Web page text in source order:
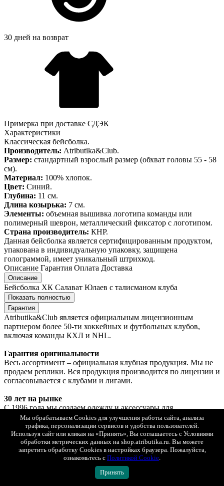
30 дней на возврат
Примерка при доставке СДЭК
Характеристики
Классическая бейсболка.
Производитель: Atributika&Club.
Размер: стандартный взрослый размер (обхват головы 55 - 58
см).
Материал: 100% хлопок.
Цвет: Синий.
Глубина: 11 см.
Длина козырька: 7 см.
Элементы: объемная вышивка логотипа команды или
полимерный шеврон, металлический фиксатор с логотипом.
Страна производитель: КНР.
Данная бейсболка является сертифицированным продуктом,
упакована в индивидуальную упаковку, защищена
голограммой, имеет уникальный штрихкод.
Описание Гарантия Оплата Доставка
Описание
Бейсболка ХК Салават Юлаев с талисманом клуба
Показать полностью
Гарантия
Atributika&Club является официальным лицензионным
партнером более 50-ти хоккейных и футбольных клубов,
включая команды КХЛ и NHL.
Гарантия оригинальности
Весь ассортимент – официальная клубная продукция. Мы не
продаем реплики. Вся продукция производится по лицензии и
согласовывается с клубами и лигами.
30 лет на рынке
С 1996 года мы создаем одежду и аксессуары для
болельщиков. За это время в джерси Atributika&Club были
одеты десятки тысяч фанатов, а бренд стал одним из
трендсеттеров фан-индустрии в России.
Контроль качества на всех этапах
Мы используем проверенные материалы и современные
технологии производства. Каждое изделие проходит контроль
качества перед поступлением в продажу.
Мы обрабатываем Cookies для улучшения работы сайта, анализа
трафика, персонализации сервисов и удобства пользователей.
Используя сайт или кликая на «Принять», Вы соглашаетесь с Условиями
обработки метрических данных на shop.atributika.ru. Вы можете
запретить обработку Cookies в настройках браузера. Пожалуйста,
ознакомьтесь с Политикой Cookie.
Принять